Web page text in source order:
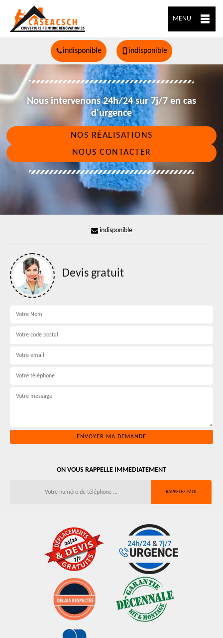
MENU
indisponible indisponible
Nous intervenons 24h/24 sur 7j/7 en cas
d'urgence
NOS RÉALISATIONS
NOUS CONTACTER
indisponible
Devis gratuit
ON VOUS RAPPELLE IMMEDIATEMENT